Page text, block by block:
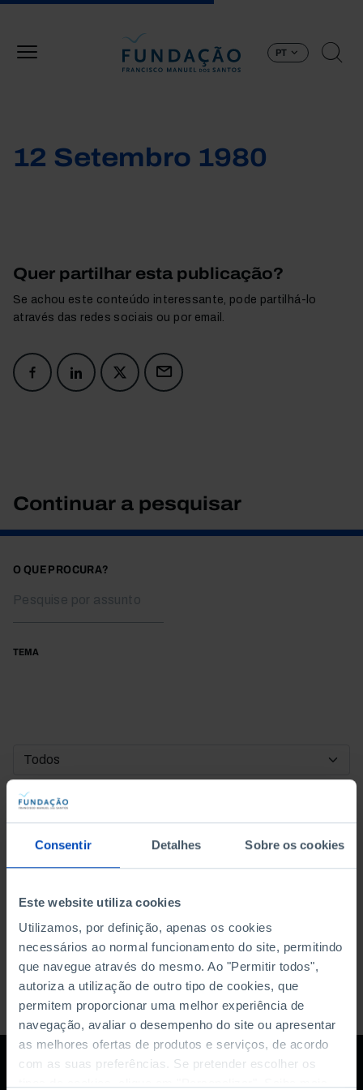
Consentir Detalhes Sobre os cookies
Este website utiliza cookies
Utilizamos, por definição, apenas os cookies
necessários ao normal funcionamento do site, permitindo
que navegue através do mesmo. Ao "Permitir todos",
autoriza a utilização de outro tipo de cookies, que
permitem proporcionar uma melhor experiência de
navegação, avaliar o desempenho do site ou apresentar
as melhores ofertas de produtos e serviços, de acordo
com as suas preferências. Se pretender escolher os
PT
12 Setembro 1980
Quer partilhar esta publicação?
Se achou este conteúdo interessante, pode partilhá-lo
através das redes sociais ou por email.
Continuar a pesquisar
O QUE PROCURA?
TEMA
DATA DE INÍCIO
DATA DE FIM